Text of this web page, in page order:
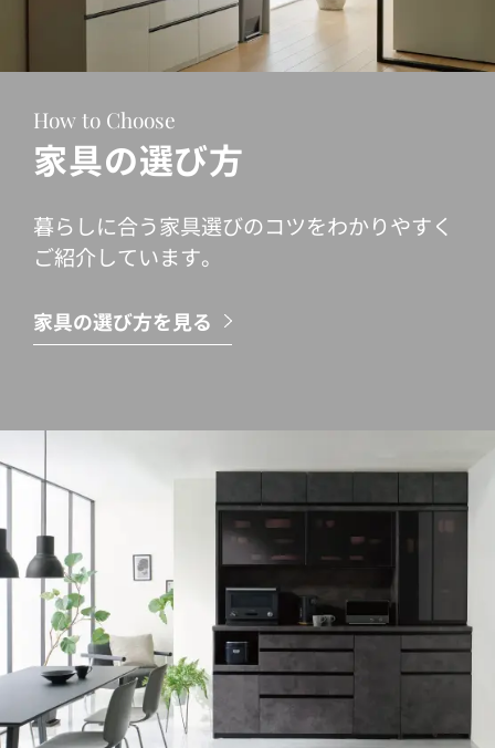
How to Choose
家具の選び方
暮らしに合う家具選びのコツをわかりやすく
ご紹介しています。
家具の選び方を見る